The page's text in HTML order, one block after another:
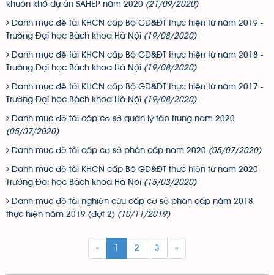
khuôn khổ dự án SAHEP năm 2020 (21/09/2020)
Danh mục đề tài KHCN cấp Bộ GD&ĐT thực hiện từ năm 2019 -
Trường Đại học Bách khoa Hà Nội (19/08/2020)
Danh mục đề tài KHCN cấp Bộ GD&ĐT thực hiện từ năm 2018 -
Trường Đại học Bách khoa Hà Nội (19/08/2020)
Danh mục đề tài KHCN cấp Bộ GD&ĐT thực hiện từ năm 2017 -
Trường Đại học Bách khoa Hà Nội (19/08/2020)
Danh mục đề tài cấp cơ sở quản lý tập trung năm 2020
(05/07/2020)
Danh mục đề tài cấp cơ sở phân cấp năm 2020 (05/07/2020)
Danh mục đề tài KHCN cấp Bộ GD&ĐT thực hiện từ năm 2020 -
Trường Đại học Bách khoa Hà Nội (15/03/2020)
Danh mục đề tài nghiên cứu cấp cơ sở phân cấp năm 2018
thực hiện năm 2019 (đợt 2) (10/11/2019)
« 1 2 3 »